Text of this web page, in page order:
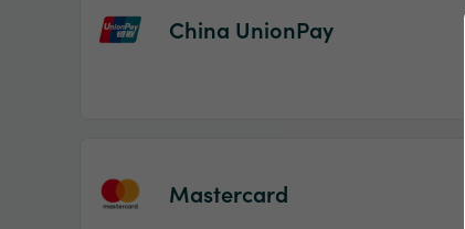
China UnionPay
Mastercard